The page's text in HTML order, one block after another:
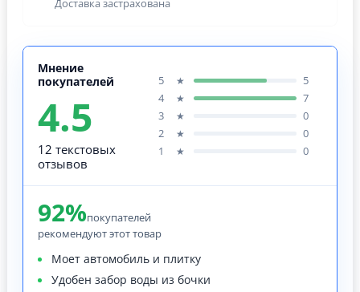
Доставка застрахована
Мнение
покупателей
4.5
12 текстовых
отзывов
5 ★
5
4
★
7
3
★
0
2
★
0
1
★ 0
92%покупателей
рекомендуют этот товар
Моет автомобиль и плитку
Удобен забор воды из бочки